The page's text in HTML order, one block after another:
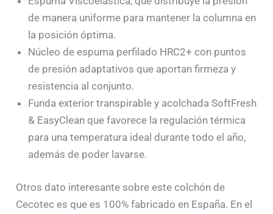
de manera uniforme para mantener la columna en
la posición óptima.
Núcleo de espuma perfilado HRC2+ con puntos
de presión adaptativos que aportan firmeza y
resistencia al conjunto.
Funda exterior transpirable y acolchada SoftFresh
& EasyClean que favorece la regulación térmica
para una temperatura ideal durante todo el año,
además de poder lavarse.
Otros dato interesante sobre este colchón de
Cecotec es que es 100% fabricado en España. En el